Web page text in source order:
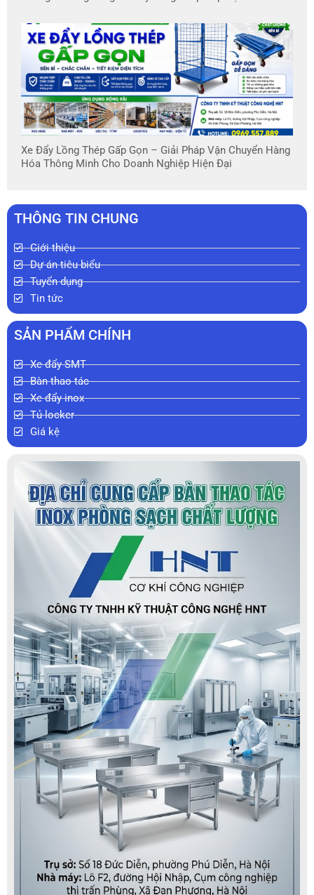
Xe Đẩy Lồng Thép Gấp Gọn – Giải Pháp Vận Chuyển Hàng
Hóa Thông Minh Cho Doanh Nghiệp Hiện Đại
THÔNG TIN CHUNG
Giới thiệu
Dự án tiêu biểu
Tuyển dụng
Tin tức
SẢN PHẨM CHÍNH
Xe đẩy SMT
Bàn thao tác
Xe đẩy inox
Tủ locker
Giá kệ